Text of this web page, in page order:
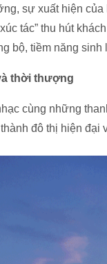
sự xuất hiện của
tác” thu hút
bộ, tiềm năng
thời thượng
cùng những
đô thị hiện đại